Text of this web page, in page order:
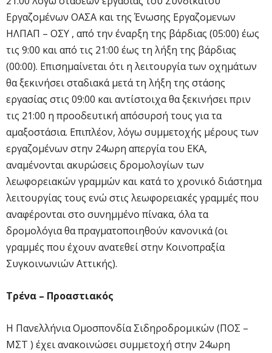
Εργαζομένων ΟΑΣΑ και της Ένωσης Εργαζομενων
ΗΛΠΑΠ – ΟΣΥ , από την έναρξη της βάρδιας (05:00) έως
τις 9:00 και από τις 21:00 έως τη λήξη της βάρδιας
(00:00). Επισημαίνεται ότι η λειτουργία των οχημάτων
θα ξεκινήσει σταδιακά μετά τη λήξη της στάσης
εργασίας στις 09:00 και αντίστοιχα θα ξεκινήσει πριν
τις 21:00 η προοδευτική απόσυρσή τους για τα
αμαξοστάσια. Επιπλέον, λόγω συμμετοχής μέρους των
εργαζομένων στην 24ωρη απεργία του ΕΚΑ,
αναμένονται ακυρώσεις δρομολογίων των
λεωφορειακών γραμμών και κατά το χρονικό διάστημα
λειτουργίας τους ενώ στις λεωφορειακές γραμμές που
αναφέρονται στο συνημμένο πίνακα, όλα τα
δρομολόγια θα πραγματοποιηθούν κανονικά (οι
γραμμές που έχουν ανατεθεί στην Κοινοπραξία
Συγκοινωνιών Αττικής).
Τρένα – Προαστιακός
Η Πανελλήνια Ομοσπονδία Σιδηροδρομικών (ΠΟΣ –
ΜΣΤ ) έχει ανακοινώσει συμμετοχή στην 24ωρη